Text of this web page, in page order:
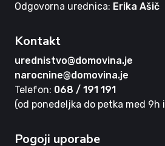
Odgovorna urednica: Erika Ašič
Kontakt
urednistvo@domovina.je
narocnine@domovina.je
Telefon: 068 / 191 191
(od ponedeljka do petka med 9h
Pogoji uporabe